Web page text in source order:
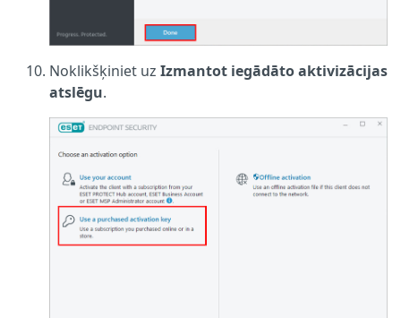
Noklikšķiniet uz Izmantot iegādāto aktivizācijas
atslēgu.